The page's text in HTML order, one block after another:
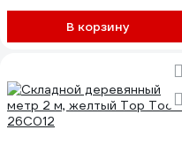
В корзину